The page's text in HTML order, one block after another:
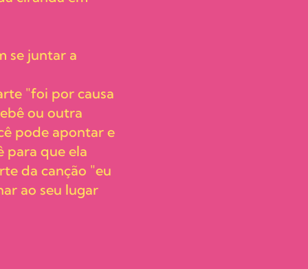
se juntar a
"foi por causa
ou outra
pode apontar e
para que ela
da canção "eu
ao seu lugar